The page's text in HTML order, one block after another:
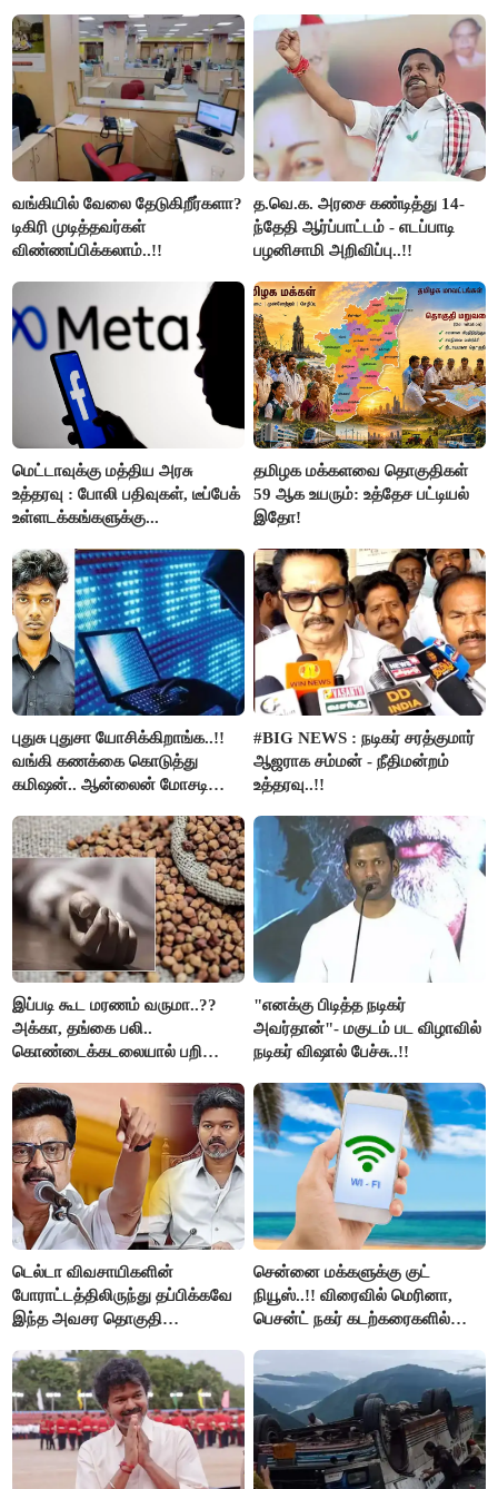
வங்கியில் வேலை தேடுகிறீர்களா?
டிகிரி முடித்தவர்கள்
விண்ணப்பிக்கலாம்..!!
த.வெ.க. அரசை கண்டித்து 14-
ந்தேதி ஆர்ப்பாட்டம் - எடப்பாடி
பழனிசாமி அறிவிப்பு..!!
மெட்டாவுக்கு மத்திய அரசு
உத்தரவு : போலி பதிவுகள், டீப்பேக்
உள்ளடக்கங்களுக்கு...
தமிழக மக்களவை தொகுதிகள்
59 ஆக உயரும்: உத்தேச பட்டியல்
இதோ!
புதுசு புதுசா யோசிக்கிறாங்க..!!
வங்கி கணக்கை கொடுத்து
கமிஷன்.. ஆன்லைன் மோசடி
கைது..!!
#BIG NEWS : நடிகர் சரத்குமார்
ஆஜராக சம்மன் - நீதிமன்றம்
உத்தரவு..!!
இப்படி கூட மரணம் வருமா..??
அக்கா, தங்கை பலி..
கொண்டைக்கடலையால் பறிபோன
"எனக்கு பிடித்த நடிகர்
அவர்தான்"- மகுடம் பட விழாவில்
நடிகர் விஷால் பேச்சு..!!
டெல்டா விவசாயிகளின்
போராட்டத்திலிருந்து தப்பிக்கவே
இந்த அவசர தொகுதி
அரங்கேற்றுகிறார் முதலமைச்சர் -
திமுக ஐடி விங்..!!
சென்னை மக்களுக்கு குட்
நியூஸ்..!! விரைவில் மெரினா,
பெசன்ட் நகர் கடற்கரைகளில்